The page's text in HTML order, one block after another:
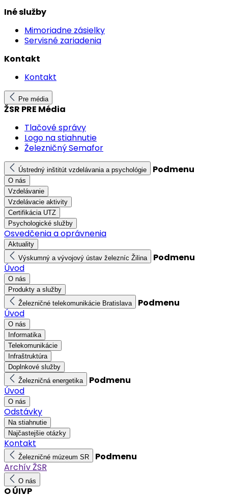
Iné služby
Mimoriadne zásielky
Servisné zariadenia
Kontakt
Kontakt
Pre média
ŽSR PRE Média
Tlačové správy
Logo na stiahnutie
Železničný Semafor
Ústredný inštitút vzdelávania a psychológie Podmenu
O nás
Vzdelávanie
Vzdelávacie aktivity
Certifikácia UTZ
Psychologické služby
Osvedčenia a oprávnenia
Aktuality
Výskumný a vývojový ústav železníc Žilina
Podmenu
Úvod
O nás
Produkty a služby
Železničné telekomunikácie Bratislava
Podmenu
Úvod
O nás
Informatika
Telekomunikácie
Infraštruktúra
Doplnkové služby
Železničná energetika
Podmenu
Úvod
O nás
Odstávky
Na stiahnutie
Najčastejšie otázky
Kontakt
Železničné múzeum SR
Podmenu
Archív ŽSR
O nás
O ÚIVP